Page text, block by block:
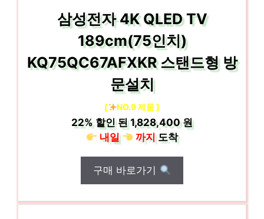
삼성전자 4K QLED TV
189cm(75인치)
KQ75QC67AFXKR 스탠드형 방
문설치
[ NO.9 제품 ]
22%할인 된1,828,400 원
내일
까지도착
구매 바로가기